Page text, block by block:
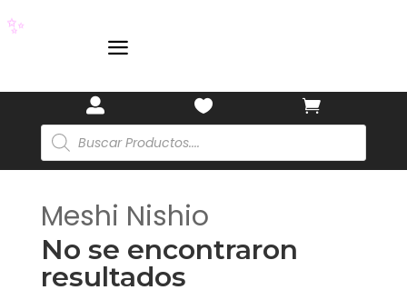
a
 

Búsqueda
de
productos
Meshi Nishio
No se encontraron
resultados
✨